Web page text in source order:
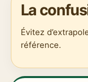
La
Évitez
référence.